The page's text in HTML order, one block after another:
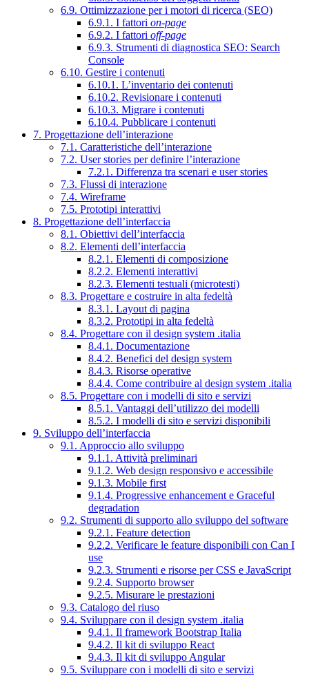
6.9. Ottimizzazione per i motori di ricerca (SEO)
6.9.1. I fattori on-page
6.9.2. I fattori off-page
6.9.3. Strumenti di diagnostica SEO: Search
Console
6.10. Gestire i contenuti
6.10.1. L’inventario dei contenuti
6.10.2. Revisionare i contenuti
6.10.3. Migrare i contenuti
6.10.4. Pubblicare i contenuti
7. Progettazione dell’interazione
7.1. Caratteristiche dell’interazione
7.2. User stories per definire l’interazione
7.2.1. Differenza tra scenari e user stories
7.3. Flussi di interazione
7.4. Wireframe
7.5. Prototipi interattivi
8. Progettazione dell’interfaccia
8.1. Obiettivi dell’interfaccia
8.2. Elementi dell’interfaccia
8.2.1. Elementi di composizione
8.2.2. Elementi interattivi
8.2.3. Elementi testuali (microtesti)
8.3. Progettare e costruire in alta fedeltà
8.3.1. Layout di pagina
8.3.2. Prototipi in alta fedeltà
8.4. Progettare con il design system .italia
8.4.1. Documentazione
8.4.2. Benefici del design system
8.4.3. Risorse operative
8.4.4. Come contribuire al design system .italia
8.5. Progettare con i modelli di sito e servizi
8.5.1. Vantaggi dell’utilizzo dei modelli
8.5.2. I modelli di sito e servizi disponibili
9. Sviluppo dell’interfaccia
9.1. Approccio allo sviluppo
9.1.1. Attività preliminari
9.1.2. Web design responsivo e accessibile
9.1.3. Mobile first
9.1.4. Progressive enhancement e Graceful
degradation
9.2. Strumenti di supporto allo sviluppo del software
9.2.1. Feature detection
9.2.2. Verificare le feature disponibili con Can I
use
9.2.3. Strumenti e risorse per CSS e JavaScript
9.2.4. Supporto browser
9.2.5. Misurare le prestazioni
9.3. Catalogo del riuso
9.4. Sviluppare con il design system .italia
9.4.1. Il framework Bootstrap Italia
9.4.2. Il kit di sviluppo React
9.4.3. Il kit di sviluppo Angular
9.5. Sviluppare con i modelli di sito e servizi